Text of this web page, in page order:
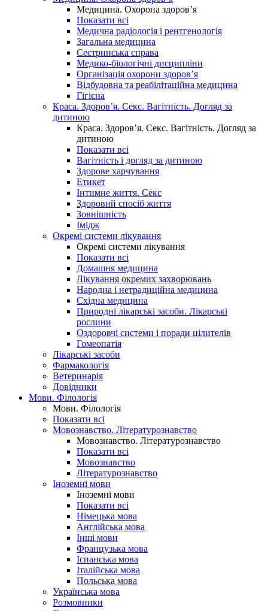
Медицина. Охорона здоров’я
Показати всі
Медична радіологія і рентгенологія
Загальна медицина
Сестринська справа
Медико-біологічні дисципліни
Організація охорони здоров’я
Відбудовна та реабілітаційна медицина
Гігієна
Краса. Здоров’я. Секс. Вагітність. Догляд за
дитиною
Краса. Здоров’я. Секс. Вагітність. Догляд за
дитиною
Показати всі
Вагітність і догляд за дитиною
Здорове харчування
Етикет
Інтимне життя. Секс
Здоровий спосіб життя
Зовнішність
Імідж
Окремі системи лікування
Окремі системи лікування
Показати всі
Домашня медицина
Лікування окремих захворювань
Народна і нетрадиційна медицина
Східна медицина
Природні лікарські засоби. Лікарські
рослини
Оздоровчі системи і поради цілителів
Гомеопатія
Лікарські засоби
Фармакологія
Ветеринарія
Довідники
Мови. Філологія
Мови. Філологія
Показати всі
Мовознавство. Літературознавство
Мовознавство. Літературознавство
Показати всі
Мовознавство
Літературознавство
Іноземні мови
Іноземні мови
Показати всі
Німецька мова
Англійська мова
Інші мови
Французька мова
Іспанська мова
Італійська мова
Польська мова
Українська мова
Розмовники